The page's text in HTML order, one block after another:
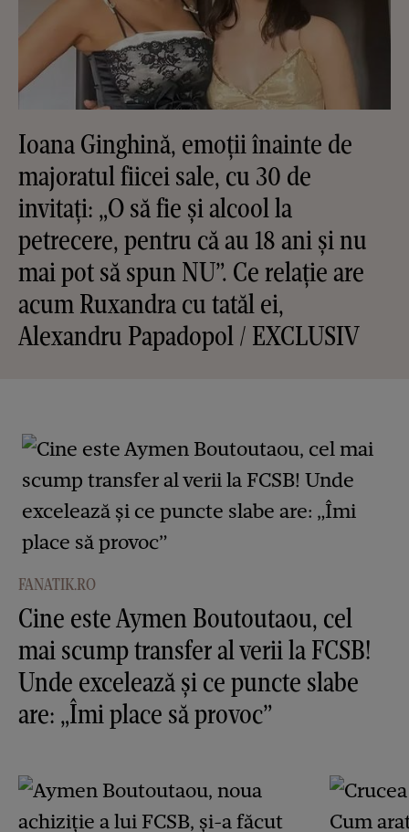
Ioana Ginghină, emoții înainte de
majoratul fiicei sale, cu 30 de
invitați: „O să fie și alcool la
petrecere, pentru că au 18 ani și nu
mai pot să spun NU”. Ce relație are
acum Ruxandra cu tatăl ei,
Alexandru Papadopol / EXCLUSIV
FANATIK.RO
Cine este Aymen Boutoutaou, cel
mai scump transfer al verii la FCSB!
Unde excelează și ce puncte slabe
are: „Îmi place să provoc”